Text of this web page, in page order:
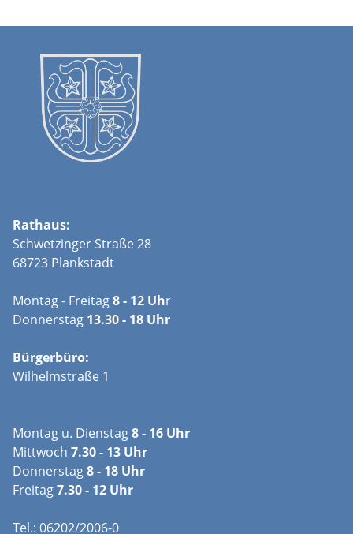
Rathaus:
Schwetzinger Straße 28
68723 Plankstadt
Montag - Freitag8 - 12 Uhr
Donnerstag 13.30 - 18 Uhr
Bürgerbüro:
Wilhelmstraße 1
Montag u. Dienstag8 - 16 Uhr
Mittwoch 7.30 - 13 Uhr
Donnerstag8 - 18 Uhr
Freitag7.30 - 12 Uhr
Tel.: 06202/2006-0